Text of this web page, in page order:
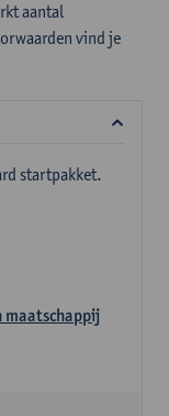
aantal
vind je
startpakket.
maatschappij